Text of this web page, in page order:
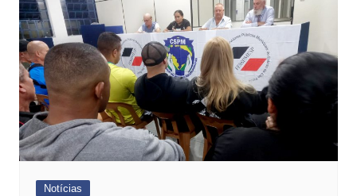
Notícias